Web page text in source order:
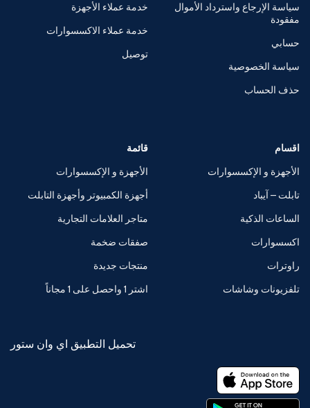
سياسة الإرجاع واسترداد الأموال
مفقودة
حسابي
سياسة الخصوصية
حذف الحساب
خدمة عملاء الأجهزة
خدمة عملاء الاكسسوارات
توصيل
اقسام
الأجهزة و الإكسسوارات
تابلت – آيباد
الساعات الذكية
اكسسوارات
راوترات
تلفزيونات وشاشات
قائمة
الأجهزة و الإكسسوارات
أجهزة الكمبيوتر وأجهزة التابلت
متاجر العلامات التجارية
صفقات ضخمة
منتجات جديدة
اشتر 1 واحصل على 1 مجاناً
تحميل التطبيق اي وان ستور